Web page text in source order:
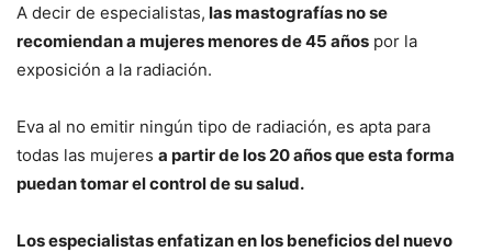
A decir de especialistas, las mastografías no se
recomiendan a mujeres menores de 45 años por la
exposición a la radiación.
Eva al no emitir ningún tipo de radiación, es apta para
todas las mujeres a partir de los 20 años que esta forma
puedan tomar el control de su salud.
Los especialistas enfatizan en los beneficios del nuevo